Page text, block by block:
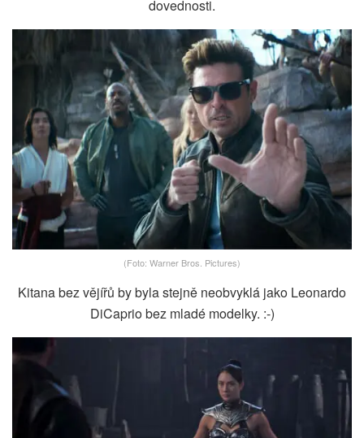
dovednosti.
(Foto: Warner Bros. Pictures)
Kitana bez vějířů by byla stejně neobvyklá jako Leonardo
DiCaprio bez mladé modelky. :-)